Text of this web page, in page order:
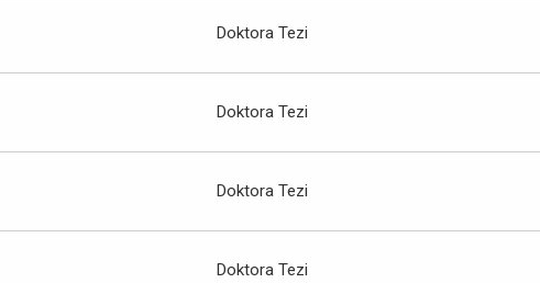
Doktora Tezi
Doktora Tezi
Doktora Tezi
Doktora Tezi